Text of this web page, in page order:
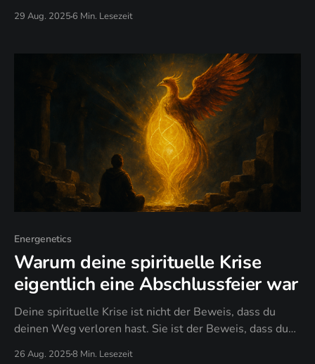
selbst genug zu lieben, um Souveränität über Opfer-
29 Aug. 2025 6 Min. Lesezeit
Energenetics
Warum deine spirituelle Krise
eigentlich eine Abschlussfeier war
Deine spirituelle Krise ist nicht der Beweis, dass du
deinen Weg verloren hast. Sie ist der Beweis, dass du
26 Aug. 20258 Min. Lesezeit